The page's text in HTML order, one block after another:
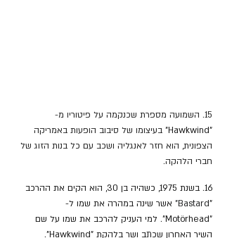
15. השמועה מספרת שכנקמה על פיטוריו מ-
"Hawkwind"
בעיצומו של סיבוב הופעות באמריקה
הצפונית, הוא חזר לאנגליה ושכב עם כל בנות הזוג של
חברי הלהקה.
16. בשנת 1975, כשהיה בן 30, הוא הקים את ההרכב
"
Bastard" אשר שינה במהרה את שמו ל-
"Motörhead". למי העניק להרכב את שמו על שם
השיר האחרון שכתב ושר בלהקת "Hawkwind".